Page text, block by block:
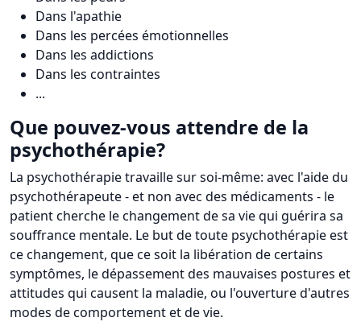
Dans l'apathie
Dans les percées émotionnelles
Dans les addictions
Dans les contraintes
...
Que pouvez-vous attendre de la
psychothérapie?
La psychothérapie travaille sur soi-même: avec l'aide du
psychothérapeute - et non avec des médicaments - le
patient cherche le changement de sa vie qui guérira sa
souffrance mentale. Le but de toute psychothérapie est
ce changement, que ce soit la libération de certains
symptômes, le dépassement des mauvaises postures et
attitudes qui causent la maladie, ou l'ouverture d'autres
modes de comportement et de vie.